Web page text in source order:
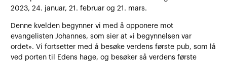
2023, 24. januar, 21. februar og 21. mars.
Denne kvelden begynner vi med å opponere mot
evangelisten Johannes, som sier at «i begynnelsen var
ordet». Vi fortsetter med å besøke verdens første pub, som lå
ved porten til Edens hage, og besøker så verdens første